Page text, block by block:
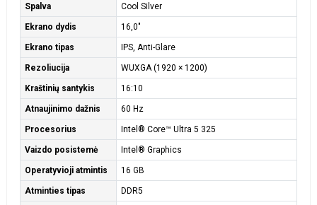
Spalva Cool Silver
Ekrano dydis 16,0"
Ekrano tipas IPS, Anti-Glare
Rezoliucija WUXGA (1920 × 1200)
Kraštinių santykis 16:10
Atnaujinimo dažnis 60 Hz
Procesorius Intel® Core™ Ultra 5 325
Vaizdo posistemė Intel® Graphics
Operatyvioji atmintis 16 GB
Atminties tipas DDR5